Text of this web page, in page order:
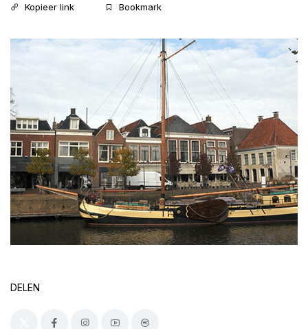
Kopieer link
Bookmark
DELEN